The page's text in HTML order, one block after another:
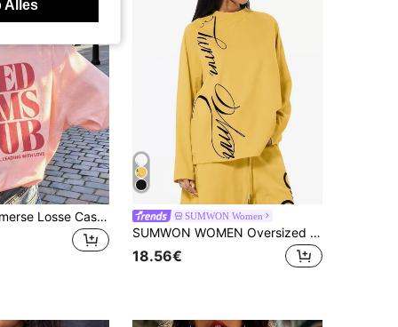
1st Dames Zomerse Losse Casual T-shirt met Korte Mouwen, INS Y2K Ontspannen Sportieve Stijl "TIRED MOMS CLUB" Grafische Print T-shirt Roze SUMWON Women
SUMWON WOMEN Oversized T-shirt met lange mouwen en raglanprint, ronde hals en grafische print, casual streetwear top.
18.56€
Alles